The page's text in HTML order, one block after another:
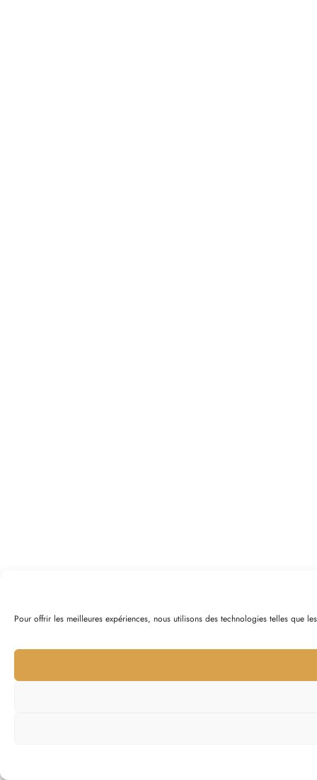
Pour offrir les meilleures expériences, nous utilisons des technologies telles que